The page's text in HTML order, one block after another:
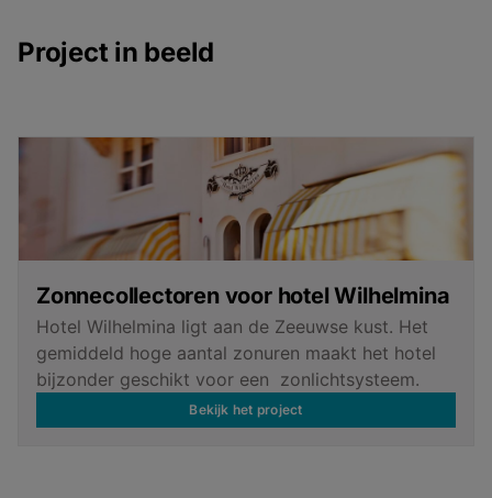
Project in beeld
Zonnecollectoren voor hotel Wilhelmina
Hotel Wilhelmina ligt aan de Zeeuwse kust. Het
gemiddeld hoge aantal zonuren maakt het hotel
bijzonder geschikt voor een zonlichtsysteem.
Bekijk het project